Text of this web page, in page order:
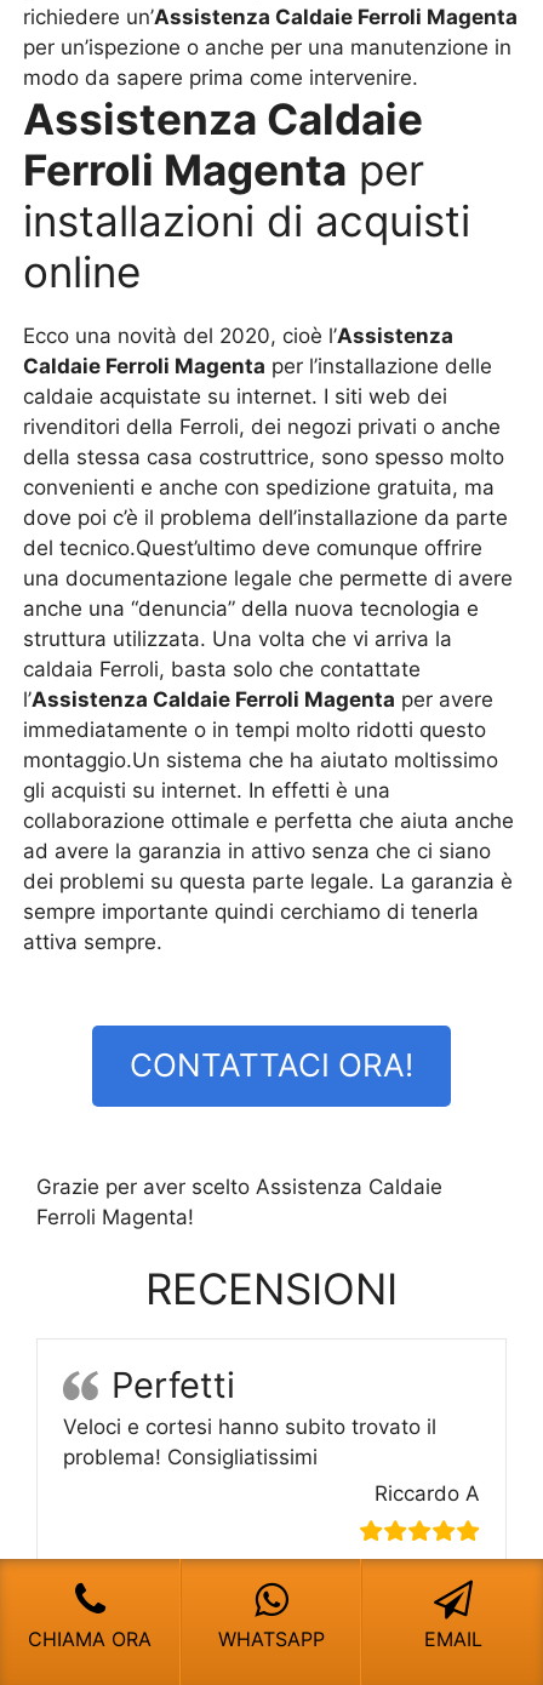
richiedere un’Assistenza Caldaie Ferroli Magenta
per un’ispezione o anche per una manutenzione in
modo da sapere prima come intervenire.
Assistenza Caldaie
Ferroli Magenta per
installazioni di acquisti
online
Ecco una novità del 2020, cioè l’Assistenza
Caldaie Ferroli Magenta per l’installazione delle
caldaie acquistate su internet. I siti web dei
rivenditori della Ferroli, dei negozi privati o anche
della stessa casa costruttrice, sono spesso molto
convenienti e anche con spedizione gratuita, ma
dove poi c’è il problema dell’installazione da parte
del tecnico.Quest’ultimo deve comunque offrire
una documentazione legale che permette di avere
anche una “denuncia” della nuova tecnologia e
struttura utilizzata. Una volta che vi arriva la
caldaia Ferroli, basta solo che contattate
l’Assistenza Caldaie Ferroli Magenta per avere
immediatamente o in tempi molto ridotti questo
montaggio.Un sistema che ha aiutato moltissimo
gli acquisti su internet. In effetti è una
collaborazione ottimale e perfetta che aiuta anche
ad avere la garanzia in attivo senza che ci siano
dei problemi su questa parte legale. La garanzia è
sempre importante quindi cerchiamo di tenerla
attiva sempre.
CONTATTACI ORA!
Grazie per aver scelto Assistenza Caldaie
Ferroli Magenta!
RECENSIONI
Perfetti
Veloci e cortesi hanno subito trovato il
problema! Consigliatissimi
Riccardo A
Pronto intervento
CHIAMA ORA WHATSAPP EMAIL